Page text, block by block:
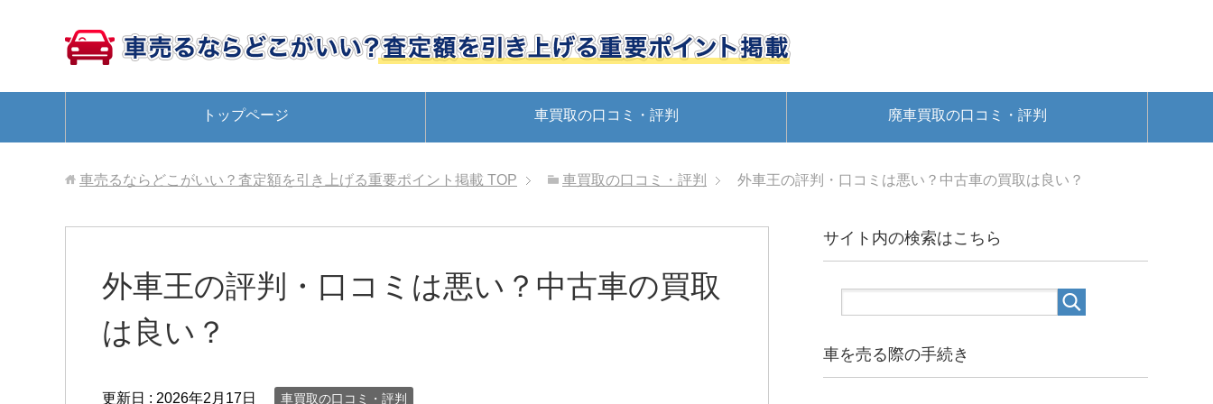
トップページ 車買取の口コミ・評判 廃車買取の口コミ・評判
車売るならどこがいい？査定額を引き上げる重要ポイント掲載 TOP 車買取の口コミ・評判 外車王の評判・口コミは悪い？中古車の買取は良い？
外車王の評判・口コミは悪い？中古車の買取
は良い？
更新日 : 2026年2月17日 車買取の口コミ・評判
サイト内の検索はこちら
車を売る際の手続き